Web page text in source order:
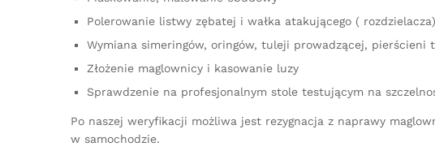
Polerowanie listwy zębatej i wałka atakującego ( rozdzielacza)
Wymiana simeringów, oringów, tuleji prowadzącej, pierścieni
Złożenie maglownicy i kasowanie luzy
Sprawdzenie na profesjonalnym stole testującym na
Po naszej weryfikacji możliwa jest rezygnacja z naprawy
w samochodzie.